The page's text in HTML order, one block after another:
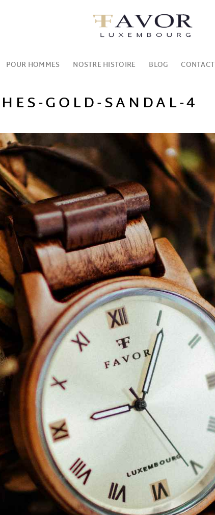
POUR HOMMES NOSTRE HISTOIRE BLOG CONTACT
GOLD-SANDAL-4